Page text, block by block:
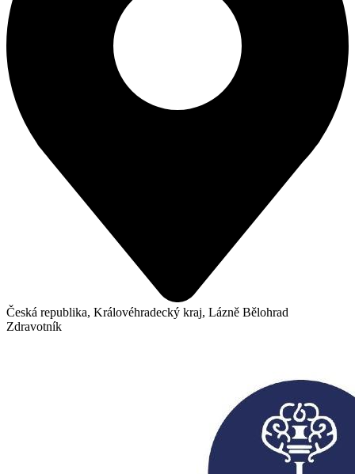
Česká republika, Královéhradecký kraj, Lázně Bělohrad
Zdravotník